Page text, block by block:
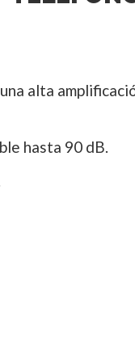
alta
hasta 90 dB.